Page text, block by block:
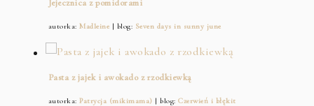
Jejecznica z pomidorami
autorka:Madleine | blog: Seven days in sunny june
Pasta z jajek i awokado z rzodkiewką
autorka:Patrycja (mikimama) | blog:Czerwień i błękit